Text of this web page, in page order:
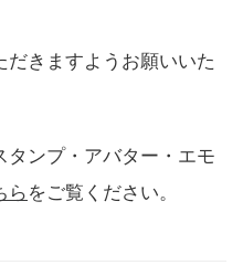
だきますようお願いいた
タンプ・アバター・エモ
らをご覧ください。